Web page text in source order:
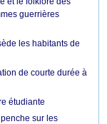
guerrières
les habitants de
de courte durée à
étudiante
sur les